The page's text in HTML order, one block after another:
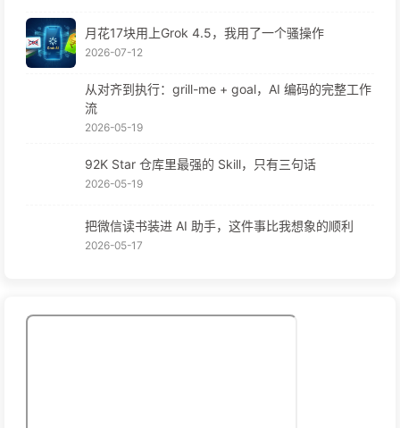
月花17块用上Grok 4.5，我用了一个骚操作
2026-07-12
从对齐到执行：grill-me + goal，AI 编码的完整工作
流
2026-05-19
92K Star 仓库里最强的 Skill，只有三句话
2026-05-19
把微信读书装进 AI 助手，这件事比我想象的顺利
2026-05-17